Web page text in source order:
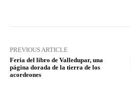
PREVIOUS ARTICLE
Feria del libro de Valledupar, una
página dorada de la tierra de los
acordeones